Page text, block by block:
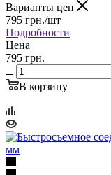
Варианты цен
795 грн./шт
Подробности
Цена
795 грн.
В корзину